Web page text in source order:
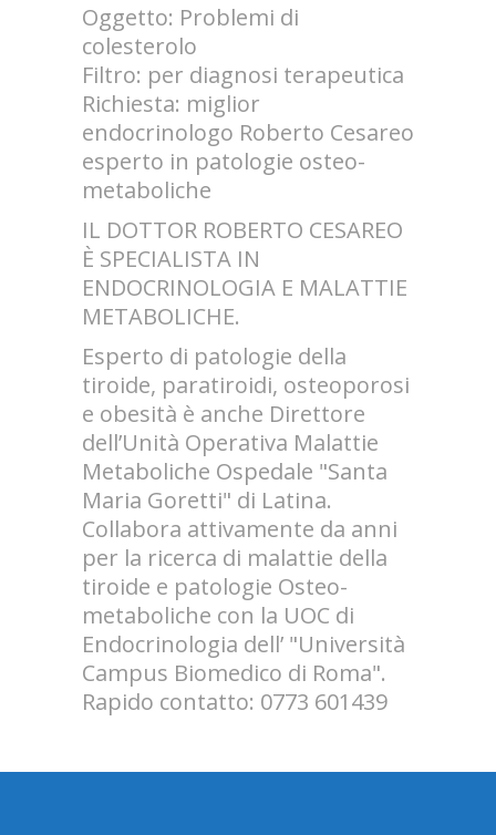
Oggetto: Problemi di
colesterolo
Filtro: per diagnosi terapeutica
Richiesta: miglior
endocrinologo Roberto Cesareo
esperto in patologie osteo-
metaboliche
IL DOTTOR ROBERTO CESAREO
È SPECIALISTA IN
ENDOCRINOLOGIA E MALATTIE
METABOLICHE.
Esperto di patologie della
tiroide, paratiroidi, osteoporosi
e obesità è anche Direttore
dell’Unità Operativa Malattie
Metaboliche Ospedale "Santa
Maria Goretti" di Latina.
Collabora attivamente da anni
per la ricerca di malattie della
tiroide e patologie Osteo-
metaboliche con la UOC di
Endocrinologia dell’ "Università
Campus Biomedico di Roma".
Rapido contatto: 0773 601439